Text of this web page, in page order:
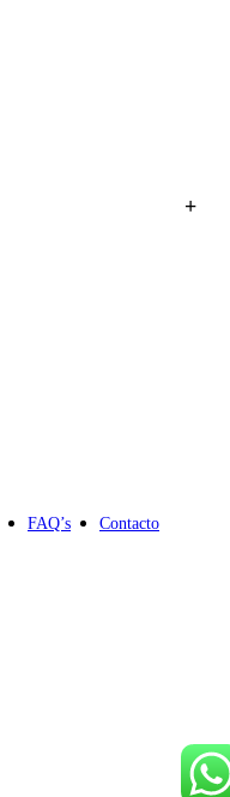
FAQ’s Contacto